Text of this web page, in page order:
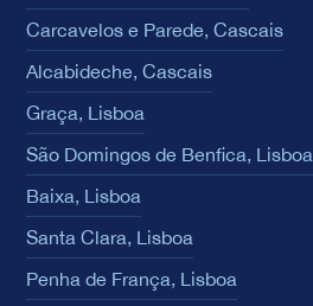
Carcavelos e Parede, Cascais
Alcabideche, Cascais
Graça, Lisboa
São Domingos de Benfica, Lisboa
Baixa, Lisboa
Santa Clara, Lisboa
Penha de França, Lisboa